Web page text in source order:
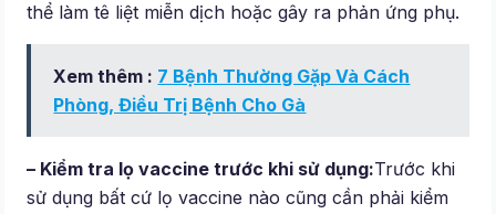
thể làm tê liệt miễn dịch hoặc gây ra phản ứng phụ.
Xem thêm : 7 Bệnh Thường Gặp Và Cách
Phòng, Điều Trị Bệnh Cho Gà
– Kiểm tra lọ vaccine trước khi sử dụng:Trước khi
sử dụng bất cứ lọ vaccine nào cũng cần phải kiểm